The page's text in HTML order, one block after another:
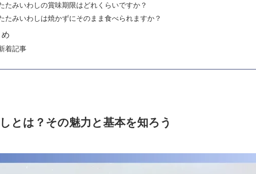
たみいわしの賞味期限はどれくらいですか？
たみいわしは焼かずにそのまま食べられますか？
め
着記事
とは？その魅力と基本を知ろう